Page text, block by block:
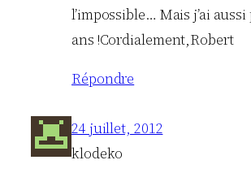
l’impossible… Mais j’ai aussi
ans !Cordialement,Robert
Répondre
24 juillet, 2012
klodeko